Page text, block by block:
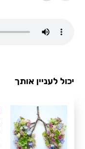
יכול לעניין אותך